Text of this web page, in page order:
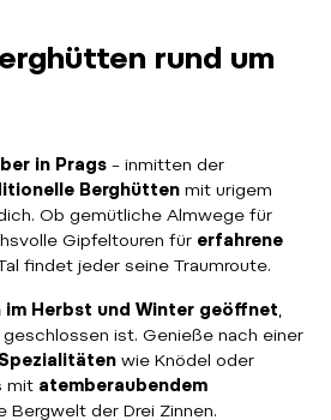
rund um
in Prags – inmitten der
Berghütten mit urigem
Ob gemütliche Almwege für
Gipfeltouren für erfahrene
findet jeder seine Traumroute.
im Herbst und Winter geöffnet
ist. Genieße nach einer
wie Knödel oder
mit atemberaubendem
Bergwelt der Drei Zinnen.